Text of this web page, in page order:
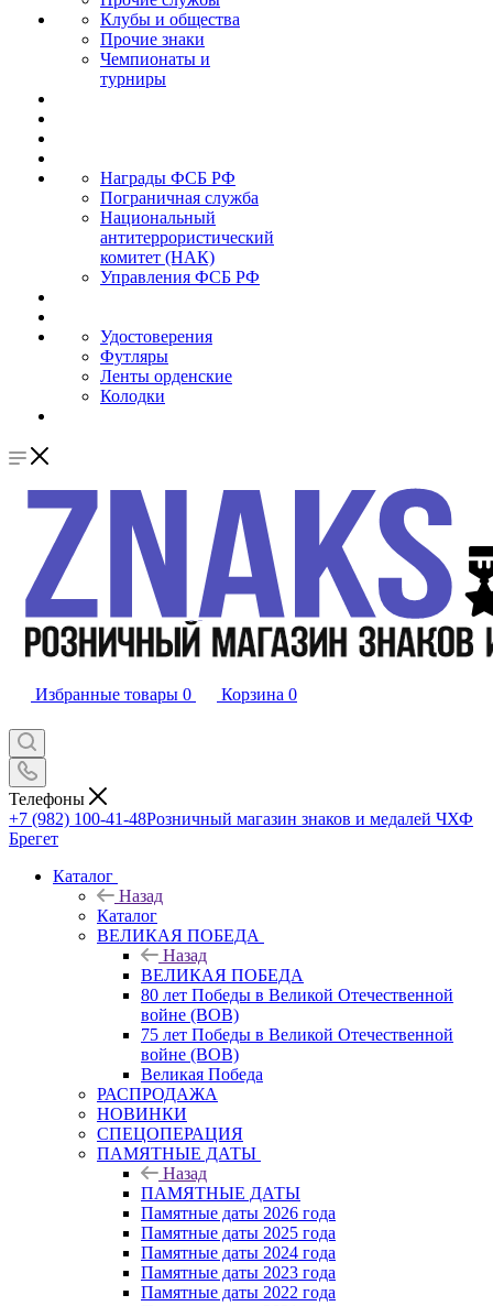
Клубы и общества
Прочие знаки
Чемпионаты и
турниры
Награды ФСБ РФ
Пограничная служба
Национальный
антитеррористический
комитет (НАК)
Управления ФСБ РФ
Удостоверения
Футляры
Ленты орденские
Колодки
Избранные товары 0 Корзина 0
Телефоны
+7 (982) 100-41-48Розничный магазин знаков и медалей ЧХФ
Брегет
Каталог
Назад
Каталог
ВЕЛИКАЯ ПОБЕДА
Назад
ВЕЛИКАЯ ПОБЕДА
80 лет Победы в Великой Отечественной
войне (ВОВ)
75 лет Победы в Великой Отечественной
войне (ВОВ)
Великая Победа
РАСПРОДАЖА
НОВИНКИ
СПЕЦОПЕРАЦИЯ
ПАМЯТНЫЕ ДАТЫ
Назад
ПАМЯТНЫЕ ДАТЫ
Памятные даты 2026 года
Памятные даты 2025 года
Памятные даты 2024 года
Памятные даты 2023 года
Памятные даты 2022 года